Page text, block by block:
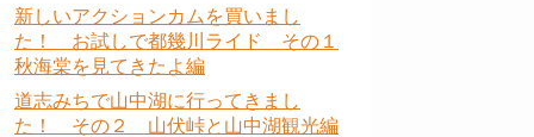
新しいアクションカムを買いまし
た！ お試しで都幾川ライド その１
秋海棠を見てきたよ編
道志みちで山中湖に行ってきまし
た！ その２ 山伏峠と山中湖観光編